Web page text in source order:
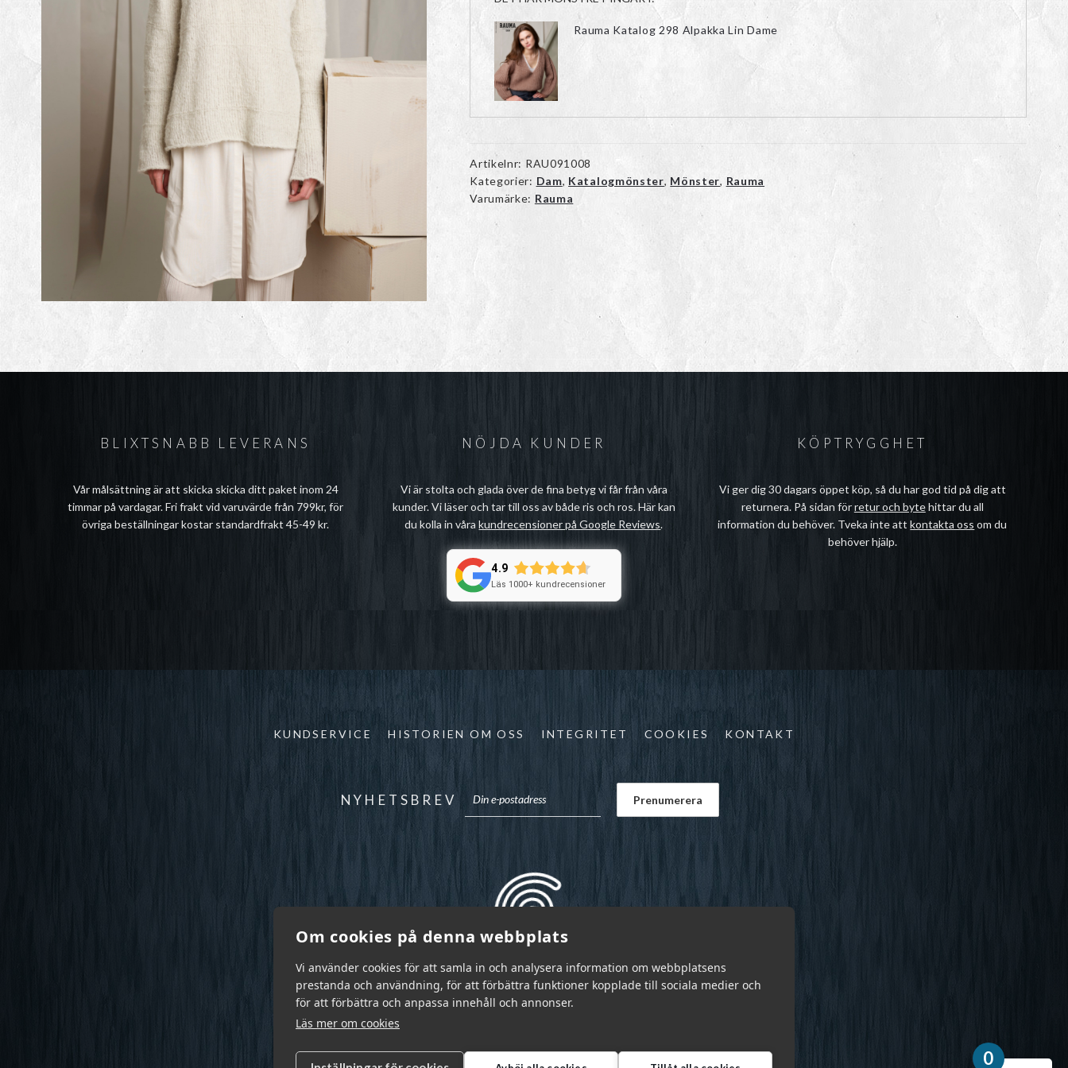
Om cookies på denna webbplats
Vi använder cookies för att samla in och analysera information om webbplatsens
prestanda och användning, för att förbättra funktioner kopplade till sociala medier och
för att förbättra och anpassa innehåll och annonser.
Läs mer om cookies
Rauma Katalog 298 Alpakka Lin Dame
Artikelnr: RAU091008
Kategorier: Dam, Katalogmönster, Mönster, Rauma
Varumärke: Rauma
BLIXTSNABB LEVERANS
Vår målsättning är att skicka skicka ditt paket inom 24
timmar på vardagar. Fri frakt vid varuvärde från 799kr, för
övriga beställningar kostar standardfrakt 45-49 kr.
NÖJDA KUNDER
Vi är stolta och glada över de fina betyg vi får från våra
kunder. Vi läser och tar till oss av både ris och ros. Här kan
du kolla in vårakundrecensioner på Google Reviews.
4.9
Läs 1000+ kundrecensioner
KÖPTRYGGHET
Vi ger dig 30 dagars öppet köp, så du har god tid på dig att
returnera. På sidan förretur och bytehittar du all
information du behöver. Tveka inte attkontakta oss om du
behöver hjälp.
KUNDSERVICE HISTORIEN OM OSS INTEGRITET COOKIES KONTAKT
NYHETSBREV
0